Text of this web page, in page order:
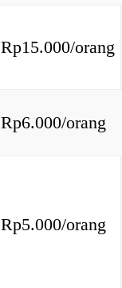
Rp15.000/orang
Rp6.000/orang
Rp5.000/orang